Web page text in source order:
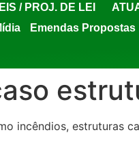
/ PROJ. DE LEI
Emendas Propostas
incêndios, estruturas